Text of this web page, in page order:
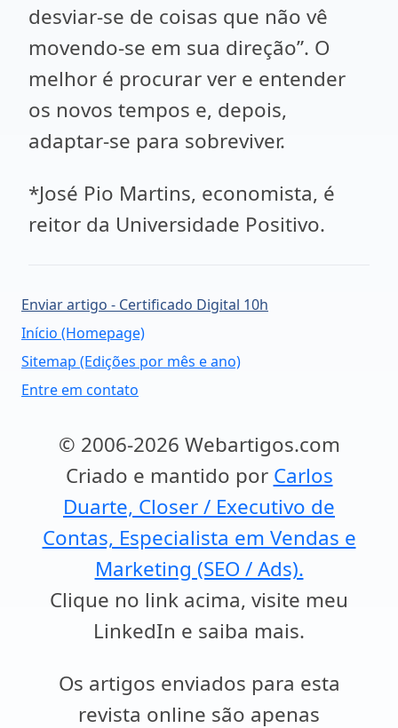
desviar-se de coisas que não vê
movendo-se em sua direção”. O
melhor é procurar ver e entender
os novos tempos e, depois,
adaptar-se para sobreviver.
*José Pio Martins, economista, é
reitor da Universidade Positivo.
Enviar artigo - Certificado Digital 10h
Início (Homepage)
Sitemap (Edições por mês e ano)
Entre em contato
© 2006-2026 Webartigos.com
Criado e mantido por Carlos
Duarte, Closer / Executivo de
Contas, Especialista em Vendas e
Marketing (SEO / Ads).
Clique no link acima, visite meu
LinkedIn e saiba mais.
Os artigos enviados para esta
revista online são apenas